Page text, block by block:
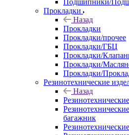
Подшипники/
Прокладки
Назад
Прокладки
Прокладки/прочее
Прокладки/ГБЦ
Прокладки/
Прокладки/
Прокладки/
Резинотехнические
Назад
багажник